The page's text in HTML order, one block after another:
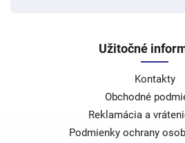
Užitočné
Kontakty
Obchodné
Reklamácia a
Podmienky ochrany